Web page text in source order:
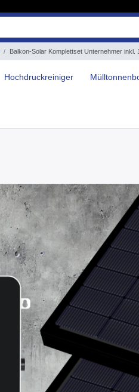
Balkon-Solar Komplettset Unternehmer inkl.
Hochdruckreiniger